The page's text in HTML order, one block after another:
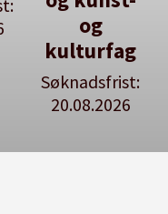
Se våre
stillingspakker